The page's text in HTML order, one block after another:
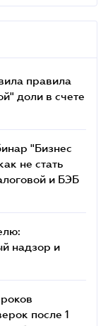
правила
доли в счете
"Бизнес
не стать
и БЭБ
надзор и
после 1